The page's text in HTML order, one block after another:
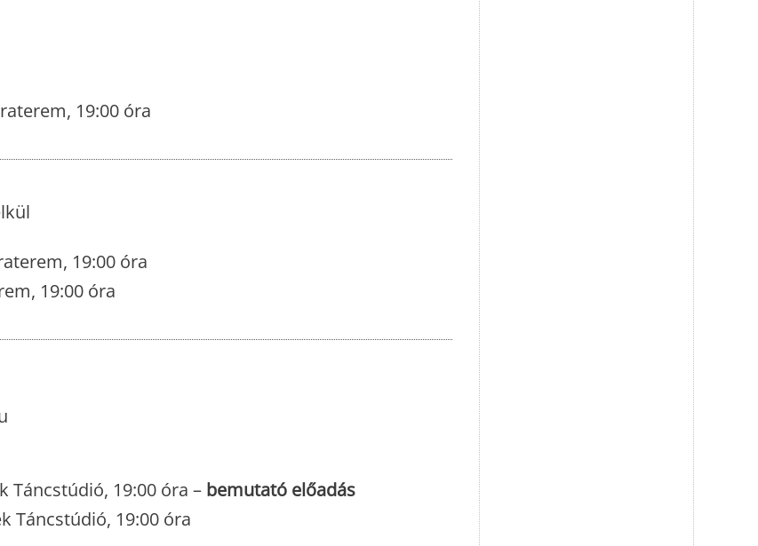
19:00 óra
19:00 óra
19:00 óra
Táncstúdió, 19:00 óra – bemutató előadás
Táncstúdió, 19:00 óra